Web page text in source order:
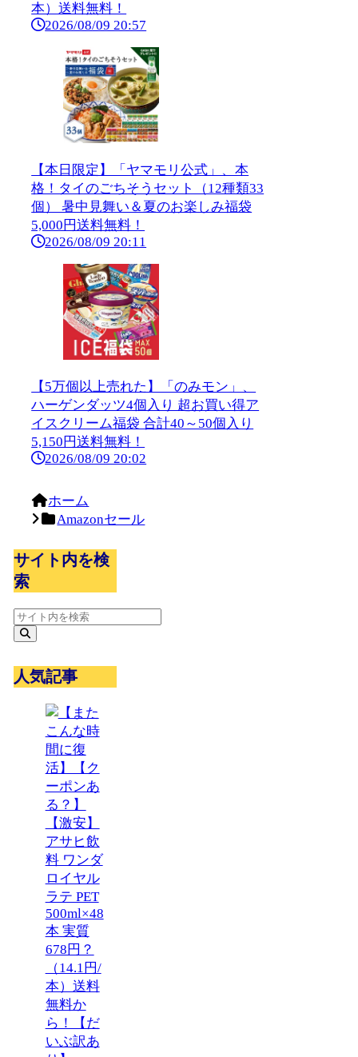
本）送料無料！
2026/08/09 20:57
【本日限定】「ヤマモリ公式」、本
格！タイのごちそうセット（12種類33
個） 暑中見舞い＆夏のお楽しみ福袋
5,000円送料無料！
2026/08/09 20:11
【5万個以上売れた】「のみモン」、
ハーゲンダッツ4個入り 超お買い得ア
イスクリーム福袋 合計40～50個入り
5,150円送料無料！
2026/08/09 20:02
ホーム
Amazonセール
サイト内を検
索
人気記事